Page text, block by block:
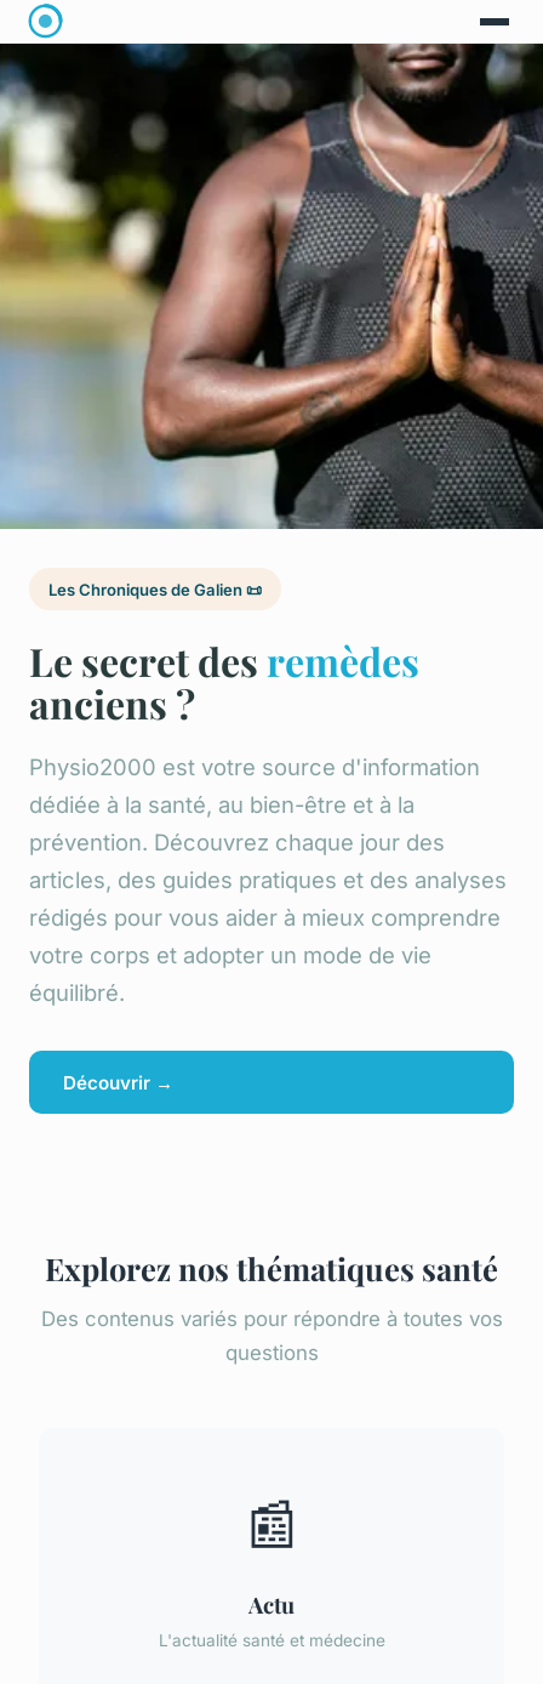
Les Chroniques de Galien 📜
Le secret desremèdes
anciens ?
Physio2000 est votre source d'information
dédiée à la santé, au bien-être et à la
prévention. Découvrez chaque jour des
articles, des guides pratiques et des analyses
rédigés pour vous aider à mieux comprendre
votre corps et adopter un mode de vie
équilibré.
Découvrir →
Explorez nos thématiques santé
Des contenus variés pour répondre à toutes vos
questions
📰
Actu
L'actualité santé et médecine